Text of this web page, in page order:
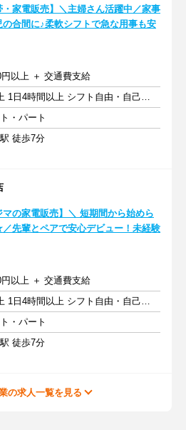
・家電販売】＼主婦さん活躍中／家事
の合間に♪柔軟シフトで急な用事も安
以上 ＋ 交通費支給
週3日以上 1日4時間以上 シフト自由・自己申告
・パート
徒歩7分
マの家電販売】＼ 短期間から始めら
先輩とペアで安心デビュー！未経験
以上 ＋ 交通費支給
週3日以上 1日4時間以上 シフト自由・自己申告
・パート
徒歩7分
の求人一覧を見る